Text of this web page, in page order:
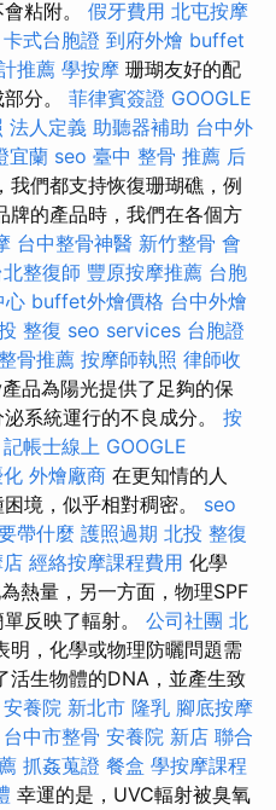
粘附。 假牙費用 北屯按摩
卡式台胞證 到府外燴 buffet
推薦 學按摩 珊瑚友好的配
分。 菲律賓簽證 GOOGLE
法人定義 助聽器補助 台中外
宜蘭 seo 臺中 整骨 推薦 后
我們都支持恢復珊瑚礁，例
牌的產品時，我們在各個方
台中整骨神醫 新竹整骨 會
北整復師 豐原按摩推薦 台胞
心 buffet外燴價格 台中外燴
整復 seo services 台胞證
骨推薦 按摩師執照 律師收
品為陽光提供了足夠的保
系統運行的不良成分。 按
記帳士線上 GOOGLE
外燴廠商 在更知情的人
境，似乎相對稠密。 seo
帶什麼 護照過期 北投 整復
經絡按摩課程費用 化學
熱量，另一方面，物理SPF
反映了輻射。 公司社團 北
明，化學或物理防曬問題需
活生物體的DNA，並產生致
安養院 新北市 隆乳 腳底按摩
台中市整骨 安養院 新店 聯合
抓姦蒐證 餐盒 學按摩課程
幸運的是，UVC輻射被臭氧